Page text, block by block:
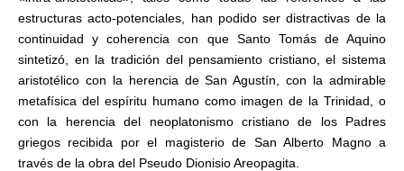
estructuras acto-potenciales, han podido ser distractivas de la
continuidad y coherencia con que Santo Tomás de Aquino
sintetizó, en la tradición del pensamiento cristiano, el sistema
aristotélico con la herencia de San Agustín, con la admirable
metafísica del espíritu humano como imagen de la Trinidad, o
con la herencia del neoplatonismo cristiano de los Padres
griegos recibida por el magisterio de San Alberto Magno a
través de la obra del Pseudo Dionisio Areopagita.